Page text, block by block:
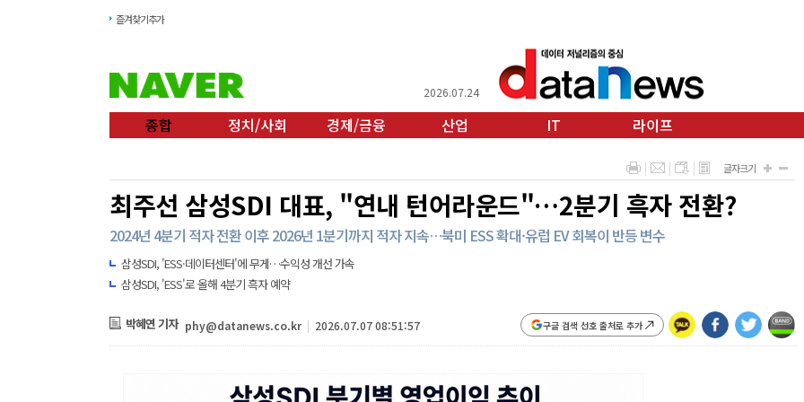
즐겨찾기추가
2026.07.24
종합 정치/사회 경제/금융 산업 IT 라이프
최주선 삼성SDI 대표, "연내 턴어라운드"…2분기 흑자 전환?
2024년 4분기 적자 전환 이후 2026년 1분기까지 적자 지속…북미 ESS 확대·유럽 EV 회복이 반등 변수
삼성SDI, 'ESS·데이터센터'에 무게…수익성 개선 가속
삼성SDI, 'ESS'로 올해 4분기 흑자 예약
구글 검색 선호 출처로 추가
박혜연 기자 phy@datanews.co.kr | 2026.07.07 08:51:57
글자크기